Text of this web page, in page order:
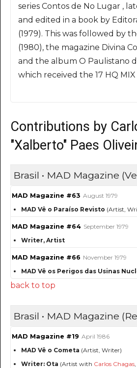
series Contos de No Lugar ,
and edited in a book by
(1979). This was followed by
(1980), the magazine Divina
and the album O Paulistano
which received the 17 HQ MIX
Contributions by
"Xalberto" Paes
Brasil • MAD Magazine
MAD Magazine #63 August 1979
MAD Vê o Paraíso Revisto (Artist,
MAD Magazine #64 September 1979
Writer, Artist
MAD Magazine #66 November 1979
MAD Vê os Perigos das Usinas
back to top
Brasil • MAD Magazine
MAD Magazine #19 April 1986
MAD Vê o Cometa (Artist, Writer)
Writer: Ota (Artist with Carlos Chagas,